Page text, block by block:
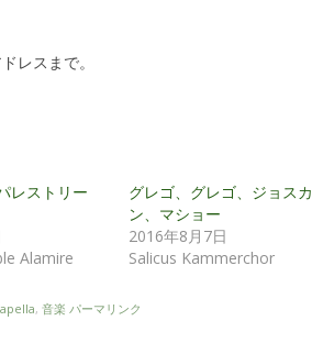
レスまで。
レストリー
Alamire
グレゴ、グレゴ、ジョスカ
ン、マショー
2016年8月7日
Salicus Kammerchor
, 音楽 パーマリンク